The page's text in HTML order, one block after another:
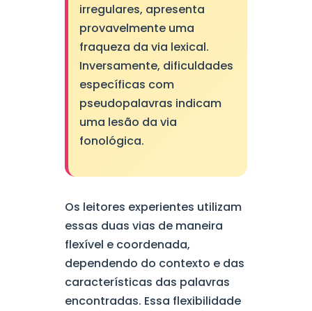
irregulares, apresenta
provavelmente uma
fraqueza da via lexical.
Inversamente, dificuldades
específicas com
pseudopalavras indicam
uma lesão da via
fonológica.
Os leitores experientes utilizam
essas duas vias de maneira
flexível e coordenada,
dependendo do contexto e das
características das palavras
encontradas. Essa flexibilidade